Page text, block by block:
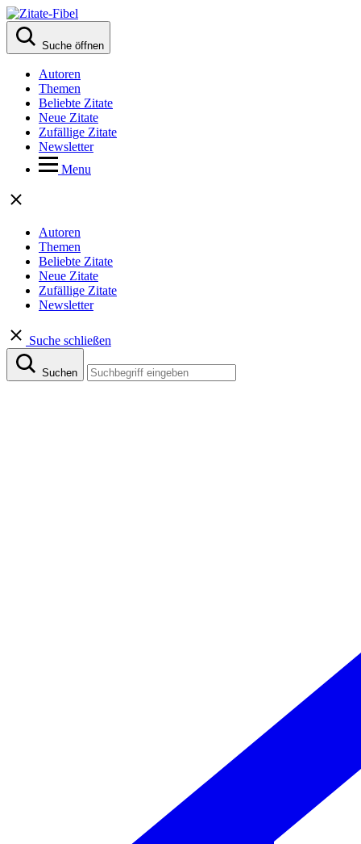
Suche öffnen
Autoren
Themen
Beliebte Zitate
Neue Zitate
Zufällige Zitate
Newsletter
Menu
Autoren
Themen
Beliebte Zitate
Neue Zitate
Zufällige Zitate
Newsletter
Suche schließen
Suchen